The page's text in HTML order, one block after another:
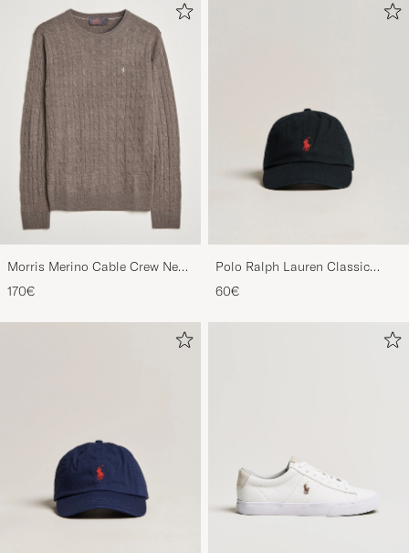
Morris Merino Cable Crew Neck
Light Brown
170€
Polo Ralph Lauren Classic
Sports Cap Black
60€